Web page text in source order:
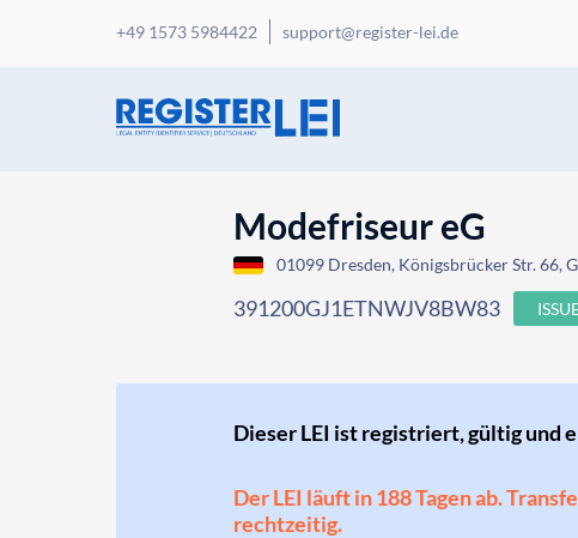
+49 1573 5984422 support@register-lei.de
Modefriseur eG
01099 Dresden, Königsbrücker Str. 66,
391200GJ1ETNWJV8BW83
Dieser LEI ist registriert, gültig und
Der LEI läuft in 188 Tagen ab.
rechtzeitig.